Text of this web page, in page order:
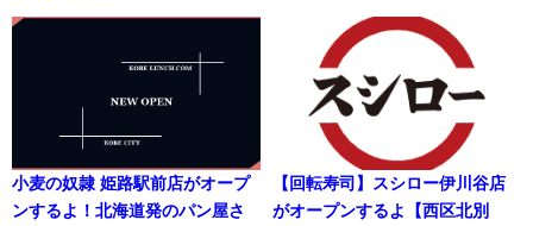
小麦の奴隷 姫路駅前店がオープ
ンするよ！北海道発のパン屋さ
【回転寿司】スシロー伊川谷店
がオープンするよ【西区北別